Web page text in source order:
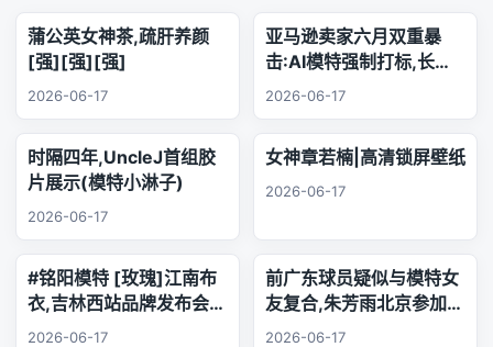
蒲公英女神茶,疏肝养颜
[强][强][强]
2026-06-17
亚马逊卖家六月双重暴
击:AI模特强制打标,长标
题时代正式终结
2026-06-17
时隔四年,UncleJ首组胶
片展示(模特小淋子)
2026-06-17
女神章若楠|高清锁屏壁纸
2026-06-17
#铭阳模特 [玫瑰]江南布
衣,吉林西站品牌发布会..
乐器演奏
2026-06-17
前广东球员疑似与模特女
友复合,朱芳雨北京参加品
牌活动,王少杰韩国游玩
2026-06-17